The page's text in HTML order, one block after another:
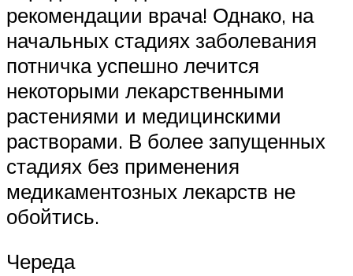
рекомендации врача! Однако, на
начальных стадиях заболевания
потничка успешно лечится
некоторыми лекарственными
растениями и медицинскими
растворами. В более запущенных
стадиях без применения
медикаментозных лекарств не
обойтись.
Череда